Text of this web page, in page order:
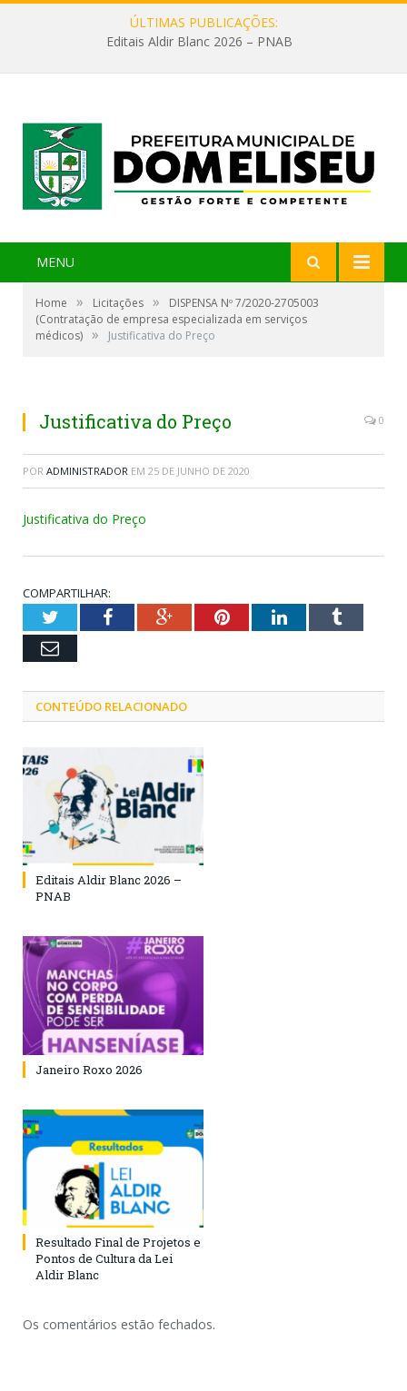
ÚLTIMAS PUBLICAÇÕES:
Editais Aldir Blanc 2026 – PNAB
MENU
Home » Licitações »
DISPENSA Nº 7/2020-2705003
(Contratação de empresa especializada em serviços
médicos) » Justificativa do Preço
Justificativa do Preço 0
POR ADMINISTRADOR EM 25 DE JUNHO DE 2020
Justificativa do Preço
COMPARTILHAR:
TwitterFacebookGoogle+PinterestLinkedInTumblr
Email
CONTEÚDO RELACIONADO
Editais Aldir Blanc 2026 –
PNAB
Janeiro Roxo 2026
Resultado Final de Projetos e
Pontos de Cultura da Lei
Aldir Blanc
Os comentários estão fechados.